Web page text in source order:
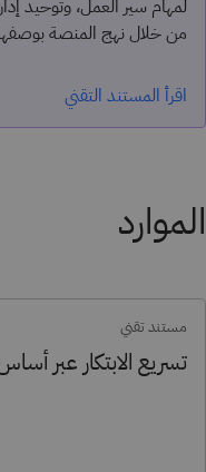
لمهام سير العمل، وتوحيد
من خلال نهج المنصة
اقرأ المستند التقني
الموارد
مستند تقني
تسريع الابتكار عبر